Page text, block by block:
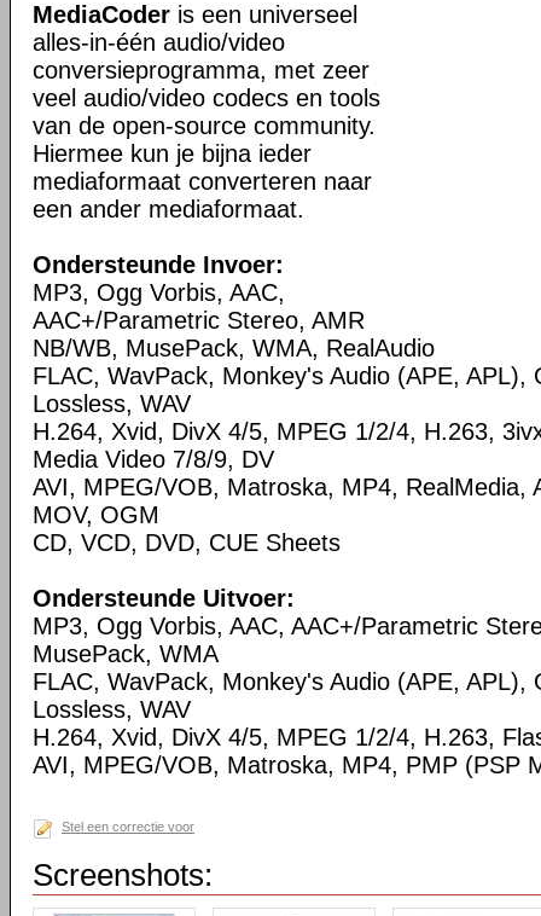
MediaCoder is een universeel
alles-in-één audio/video
conversieprogramma, met zeer
veel audio/video codecs en tools
van de open-source community.
Hiermee kun je bijna ieder
mediaformaat converteren naar
een ander mediaformaat.
Ondersteunde Invoer:
MP3, Ogg Vorbis, AAC,
AAC+/Parametric Stereo, AMR
NB/WB, MusePack, WMA, RealAudio
FLAC, WavPack, Monkey's Audio (APE, APL),
Lossless, WAV
H.264, Xvid, DivX 4/5, MPEG 1/2/4, H.263,
Media Video 7/8/9, DV
AVI, MPEG/VOB, Matroska, MP4, RealMedia,
MOV, OGM
CD, VCD, DVD, CUE Sheets
Ondersteunde Uitvoer:
MP3, Ogg Vorbis, AAC, AAC+/Parametric
MusePack, WMA
FLAC, WavPack, Monkey's Audio (APE, APL),
Lossless, WAV
H.264, Xvid, DivX 4/5, MPEG 1/2/4, H.263,
AVI, MPEG/VOB, Matroska, MP4, PMP (PSP
Stel een correctie voor
Screenshots: